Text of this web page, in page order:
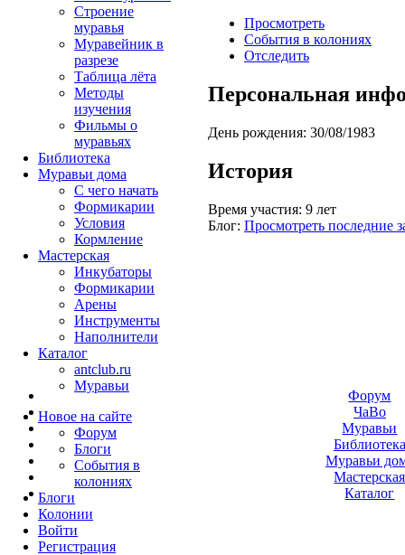
Просмотреть
События в колониях
Отследить
Персональная
День рождения: 30/08/1983
История
Время участия: 9 лет
Блог: Просмотреть последние
Строение
муравья
Муравейник в
разрезе
Таблица лёта
Методы
изучения
Фильмы о
муравьях
Библиотека
Муравьи дома
С чего начать
Формикарии
Условия
Кормление
Мастерская
Инкубаторы
Формикарии
Арены
Инструменты
Наполнители
Каталог
antclub.ru
Муравьи
Новое на сайте
Форум
Блоги
События в
колониях
Блоги
Колонии
Войти
Peгиcтpaция
Форум
ЧаВо
Муравьи
Библиотека
Муравьи
Мастерская
Каталог